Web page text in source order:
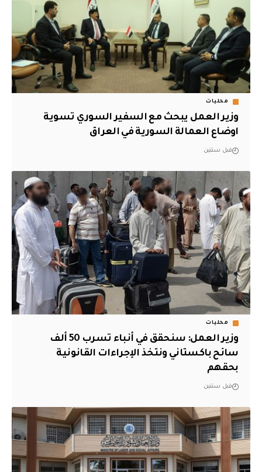
محليات
وزير العمل يبحث مع السفير السوري تسوية
اوضاع العمالة السورية في العراق
قبل سنتين
محليات
وزير العمل: سنحقق في أنباء تسرب 50 ألف
سائح باكستاني ونتخذ الإجراءات القانونية
بحقهم
قبل سنتين